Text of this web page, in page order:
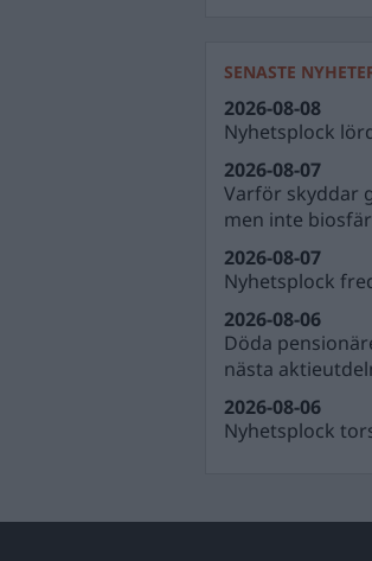
SENASTE
Nyhetsplock
2026-08-08
Varför skyddar
men inte
2026-08-07
Nyhetsplock
2026-08-07
Döda
nästa
2026-08-06
Nyhetsplock
2026-08-06